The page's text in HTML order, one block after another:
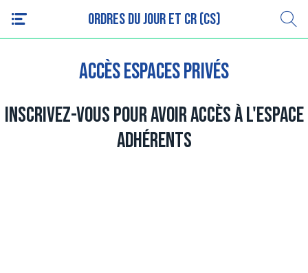
Ordres du jour et CR (CS)
Accès espaces privés
Inscrivez-vous pour avoir accès à l'espace
adhérents